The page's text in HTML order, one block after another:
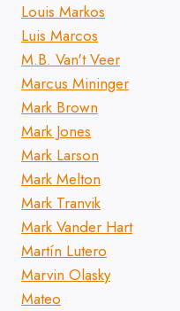
Louis Markos
Luis Marcos
M.B. Van't Veer
Marcus Mininger
Mark Brown
Mark Jones
Mark Larson
Mark Melton
Mark Tranvik
Mark Vander Hart
Martín Lutero
Marvin Olasky
Mateo